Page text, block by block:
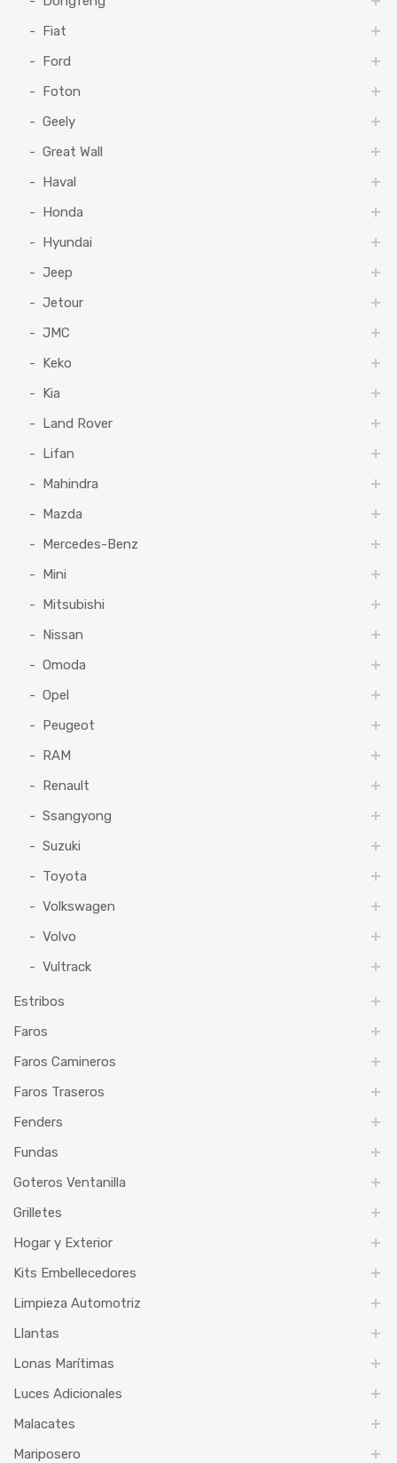
Fiat
Ford
Foton
Geely
Great Wall
Haval
Honda
Hyundai
Jeep
Jetour
JMC
Keko
Kia
Land Rover
Lifan
Mahindra
Mazda
Mercedes-Benz
Mini
Mitsubishi
Nissan
Omoda
Opel
Peugeot
RAM
Renault
Ssangyong
Suzuki
Toyota
Volkswagen
Volvo
Vultrack
Estribos
Faros
Faros Camineros
Faros Traseros
Fenders
Fundas
Goteros Ventanilla
Grilletes
Hogar y Exterior
Kits Embellecedores
Limpieza Automotriz
Llantas
Lonas Marítimas
Luces Adicionales
Malacates
Mariposero